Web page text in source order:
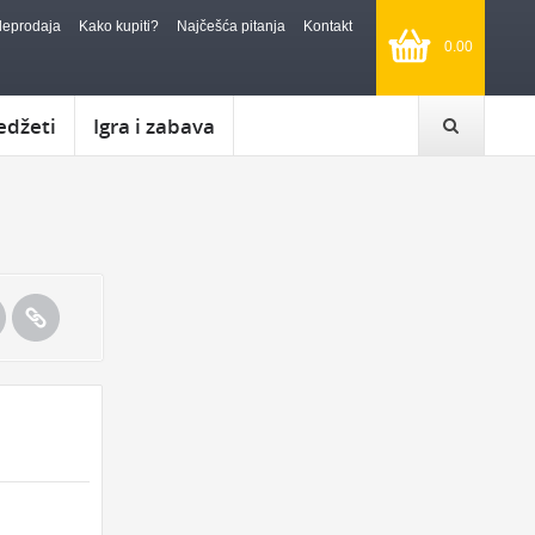
0.00
Kako kupiti? Najčešća pitanja Kontakt
Igra i zabava